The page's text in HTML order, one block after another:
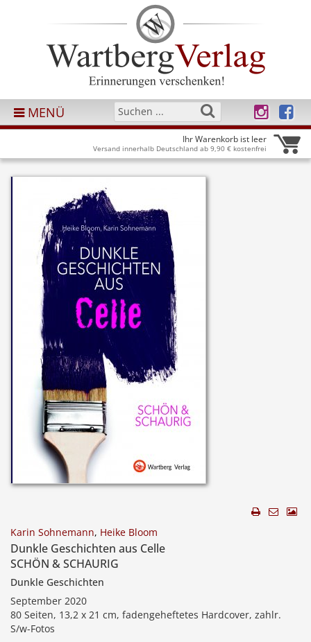
MENÜ
Ihr Warenkorb ist leer
Versand innerhalb Deutschland ab 9,90 € kostenfrei
Karin Sohnemann, Heike Bloom
Dunkle Geschichten aus Celle
SCHÖN & SCHAURIG
Dunkle Geschichten
September 2020
80 Seiten, 13,2 x 21 cm, fadengeheftetes Hardcover, zahlr.
S/w-Fotos